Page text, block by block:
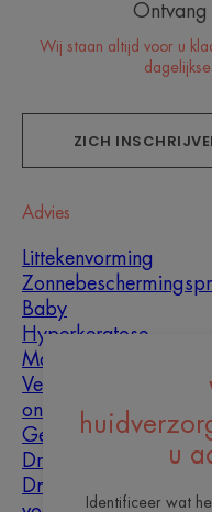
u
Identificeer wat
Ontvang
Wij staan altijd voor u
ZICH
Advies
Littekenvorming
Baby
Hyperkeratose
Mannen
Vette huid met
oneffenheden
Gemengde huid
Droge huid
Droogheid en